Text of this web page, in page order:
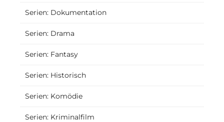
Serien: Dokumentation
Serien: Drama
Serien: Fantasy
Serien: Historisch
Serien: Komödie
Serien: Kriminalfilm